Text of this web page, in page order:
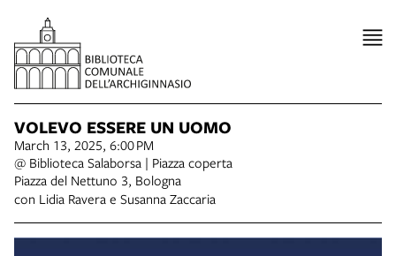
VOLEVO ESSERE UN UOMO
March 13, 2025, 6:00 PM
@ Biblioteca Salaborsa | Piazza coperta
Piazza del Nettuno 3, Bologna
con Lidia Ravera e Susanna Zaccaria